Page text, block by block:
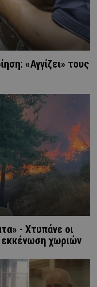
«Αγγίζει» τους
- Χτυπάνε οι
εκκένωση χωριών